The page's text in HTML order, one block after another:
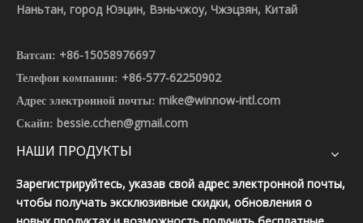
Наньтан, город Юэцин, Вэньчжоу, Чжэцзян, Китай
Ватсап: +86-15058976697
Телефон компании: +86-577-62250902
Адрес электронной почты: mike@winnow-intl.com
Скайп: bessie.cchen@gmail.com
НАШИ ПРОДУКТЫ
Зарегистрируйтесь, указав свой адрес электронной почты,
чтобы получать эксклюзивные скидки, обновления о